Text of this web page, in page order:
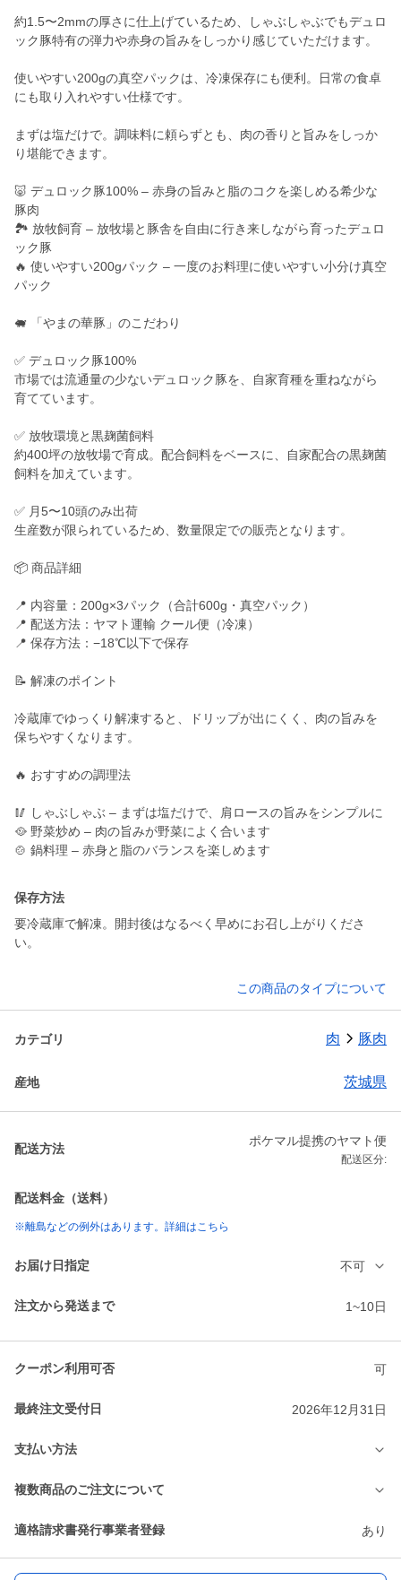
約1.5〜2mmの厚さに仕上げているため、しゃぶしゃぶでもデュロ
ック豚特有の弾力や赤身の旨みをしっかり感じていただけます。
使いやすい200gの真空パックは、冷凍保存にも便利。日常の食卓
にも取り入れやすい仕様です。
まずは塩だけで。調味料に頼らずとも、肉の香りと旨みをしっか
り堪能できます。
🐷 デュロック豚100% – 赤身の旨みと脂のコクを楽しめる希少な
豚肉
🏞 放牧飼育 – 放牧場と豚舎を自由に行き来しながら育ったデュロ
ック豚
🔥 使いやすい200gパック – 一度のお料理に使いやすい小分け真空
パック
🐖 「やまの華豚」のこだわり
✅ デュロック豚100%
市場では流通量の少ないデュロック豚を、自家育種を重ねながら
育てています。
✅ 放牧環境と黒麹菌飼料
約400坪の放牧場で育成。配合飼料をベースに、自家配合の黒麹菌
飼料を加えています。
✅ 月5〜10頭のみ出荷
生産数が限られているため、数量限定での販売となります。
📦 商品詳細
📍 内容量：200g×3パック（合計600g・真空パック）
📍 配送方法：ヤマト運輸 クール便（冷凍）
📍 保存方法：−18℃以下で保存
📝 解凍のポイント
冷蔵庫でゆっくり解凍すると、ドリップが出にくく、肉の旨みを
保ちやすくなります。
🔥 おすすめの調理法
🥢 しゃぶしゃぶ – まずは塩だけで、肩ロースの旨みをシンプルに
🥘 野菜炒め – 肉の旨みが野菜によく合います
🍲 鍋料理 – 赤身と脂のバランスを楽しめます
保存方法
要冷蔵庫で解凍。開封後はなるべく早めにお召し上がりくださ
い。
この商品のタイプについて
カテゴリ 肉 豚肉
産地 茨城県
配送方法
ポケマル提携のヤマト便
配送区分:
配送料金（送料）
※離島などの例外はあります。詳細はこちら
お届け日指定 不可
注文から発送まで 1~10日
クーポン利用可否 可
最終注文受付日 2026年12月31日
支払い方法
複数商品のご注文について
適格請求書発行事業者登録 あり